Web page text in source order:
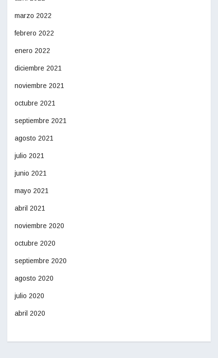
marzo 2022
febrero 2022
enero 2022
diciembre 2021
noviembre 2021
octubre 2021
septiembre 2021
agosto 2021
julio 2021
junio 2021
mayo 2021
abril 2021
noviembre 2020
octubre 2020
septiembre 2020
agosto 2020
julio 2020
abril 2020